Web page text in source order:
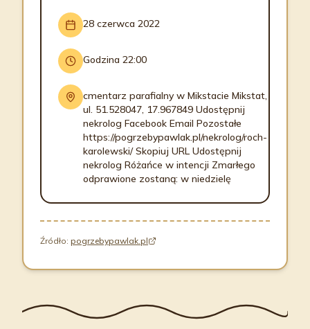
28 czerwca 2022
Godzina 22:00
cmentarz parafialny w Mikstacie Mikstat,
ul. 51.528047, 17.967849 Udostępnij
nekrolog Facebook Email Pozostałe
https://pogrzebypawlak.pl/nekrolog/roch-
karolewski/ Skopiuj URL Udostępnij
nekrolog Różańce w intencji Zmarłego
odprawione zostaną: w niedzielę
Źródło: pogrzebypawlak.pl